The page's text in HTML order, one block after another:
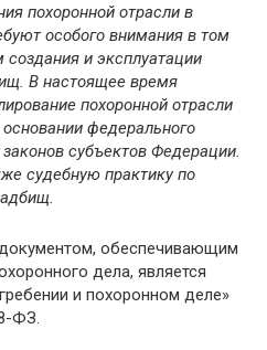
похоронной отрасли в
особого внимания в том
создания и эксплуатации
В настоящее время
похоронной отрасли
федерального
субъектов Федерации.
судебную практику по
обеспечивающим
дела, является
и похоронном деле»
ФЗ.